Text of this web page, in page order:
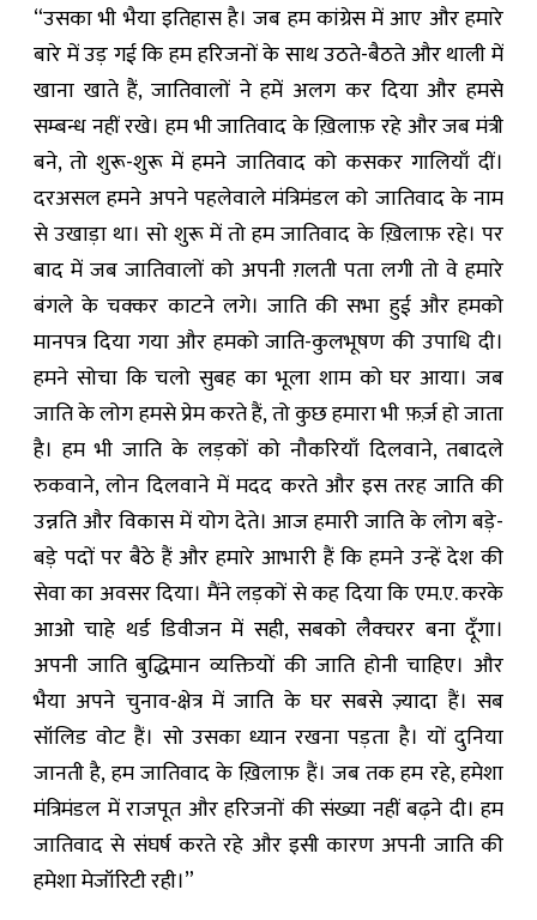
“उसका भी भैया इतिहास है। जब हम कांग्रेस में आए और हमारे
बारे में उड़ गई कि हम हरिजनों के साथ उठते-बैठते और थाली में
खाना खाते हैं, जातिवालों ने हमें अलग कर दिया और हमसे
सम्बन्ध नहीं रखे। हम भी जातिवाद के ख़िलाफ़ रहे और जब मंत्री
बने, तो शुरू-शुरू में हमने जातिवाद को कसकर गालियाँ दीं।
दरअसल हमने अपने पहलेवाले मंत्रिमंडल को जातिवाद के नाम
से उखाड़ा था। सो शुरू में तो हम जातिवाद के ख़िलाफ़ रहे। पर
बाद में जब जातिवालों को अपनी ग़लती पता लगी तो वे हमारे
बंगले के चक्कर काटने लगे। जाति की सभा हुई और हमको
मानपत्र दिया गया और हमको जाति-कुलभूषण की उपाधि दी।
हमने सोचा कि चलो सुबह का भूला शाम को घर आया। जब
जाति के लोग हमसे प्रेम करते हैं, तो कुछ हमारा भी फ़र्ज़ हो जाता
है। हम भी जाति के लड़कों को नौकरियाँ दिलवाने, तबादले
रुकवाने, लोन दिलवाने में मदद करते और इस तरह जाति की
उन्नति और विकास में योग देते। आज हमारी जाति के लोग बड़े-
बड़े पदों पर बैठे हैं और हमारे आभारी हैं कि हमने उन्हें देश की
सेवा का अवसर दिया। मैंने लड़कों से कह दिया कि एम.ए. करके
आओ चाहे थर्ड डिवीजन में सही, सबको लैक्चरर बना दूँगा।
अपनी जाति बुद्धिमान व्यक्तियों की जाति होनी चाहिए। और
भैया अपने चुनाव-क्षेत्र में जाति के घर सबसे ज़्यादा हैं। सब
सॉलिड वोट हैं। सो उसका ध्यान रखना पड़ता है। यों दुनिया
जानती है, हम जातिवाद के ख़िलाफ़ हैं। जब तक हम रहे, हमेशा
मंत्रिमंडल में राजपूत और हरिजनों की संख्या नहीं बढ़ने दी। हम
जातिवाद से संघर्ष करते रहे और इसी कारण अपनी जाति की
हमेशा मेजॉरिटी रही।”